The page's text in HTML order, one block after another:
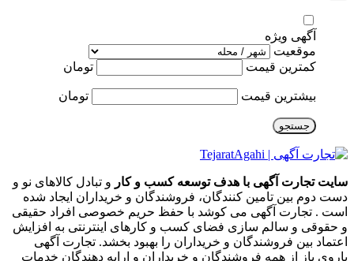
آگهی ویژه
موقعیت
کمترین قیمت
تومان
بیشترین قیمت تومان
جستجو
سایت تجارت آگهی با هدف توسعه کسب و کار و تبادل کالاهای نو و
دست دوم بین تامین کنندگان، فروشندگان و خریداران ایجاد شده
است . تجارت آگهی می کوشد با حفظ حریم خصوصی افراد حقیقی
و حقوقی و سالم سازی فضای کسب و کارهای اینترنتی به افزایش
اعتماد بین فروشندگان و خریداران را بهبود بخشد. تجارت آگهی
باروی باز از همه فروشندگان و خریداران و ارایه دهندگان خدمات